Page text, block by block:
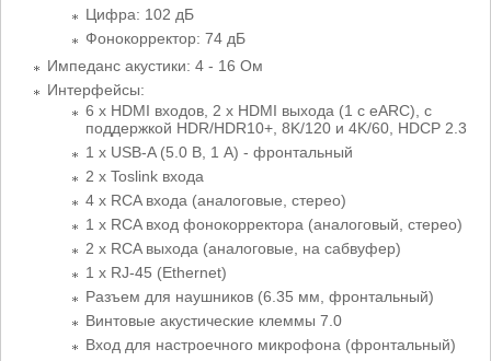
Цифра: 102 дБ
Фонокорректор: 74 дБ
Импеданс акустики: 4 - 16 Ом
Интерфейсы:
6 х HDMI входов, 2 х HDMI выхода (1 с eARC), с
поддержкой HDR/HDR10+, 8K/120 и 4K/60, HDCP 2.3
1 х USB-A (5.0 В, 1 А) - фронтальный
2 х Toslink входа
4 x RCA входа (аналоговые, стерео)
1 x RCA вход фонокорректора (аналоговый, стерео)
2 x RCA выхода (аналоговые, на сабвуфер)
1 х RJ-45 (Ethernet)
Разъем для наушников (6.35 мм, фронтальный)
Винтовые акустические клеммы 7.0
Вход для настроечного микрофона (фронтальный)